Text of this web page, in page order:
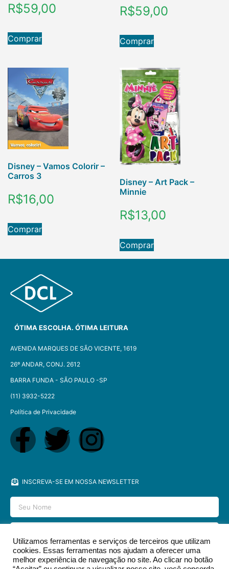
R$59,00
Comprar
R$59,00
Comprar
Disney – Vamos Colorir –
Carros 3
R$16,00
Comprar
Disney – Art Pack –
Minnie
R$13,00
Comprar
ÓTIMA ESCOLHA. ÓTIMA LEITURA
AVENIDA MARQUES DE SÃO VICENTE, 1619
26º ANDAR, CONJ. 2612
BARRA FUNDA - SÃO PAULO -SP​
(11) 3932-5222
Política de Privacidade
INSCREVA-SE EM NOSSA NEWSLETTER
ENVIAR
Utilizamos ferramentas e serviços de terceiros que utilizam
cookies. Essas ferramentas nos ajudam a oferecer uma
melhor experiência de navegação no site. Ao clicar no botão